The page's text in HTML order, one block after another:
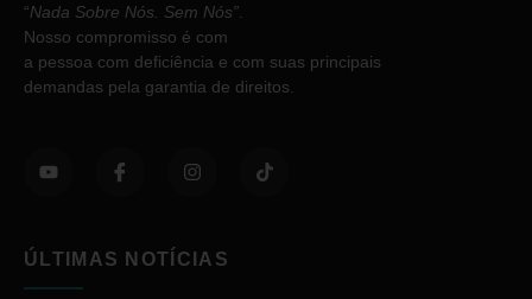
“Nada Sobre Nós. Sem Nós”
Nosso compromisso é com
a pessoa com deficiência e com suas principais
demandas pela garantia de direitos.
ÚLTIMAS NOTÍCIAS